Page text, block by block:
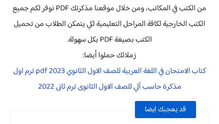
من الكتب في المكاتب، ومن خلال موقعنا مذكرتك PDF نوفر لكم جميع
الكتب الخارجية لكافة المراحل التعليمية لكي يتمكن الطلاب من تحميل
الكتب بصيغة PDF بكل سهولة.
زملائك حملوا أيضا:
كتاب الامتحان في اللغة العربية للصف الاول الثانوي 2023 pdf ترم اول
مذكرة حاسب آلي للصف الاول الثانوى ترم ثانى 2022
قد يعجبك ايضا